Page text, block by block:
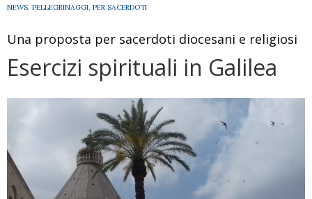
NEWS, PELLEGRINAGGI, PER SACERDOTI
Una proposta per sacerdoti diocesani e religiosi
Esercizi spirituali in Galilea